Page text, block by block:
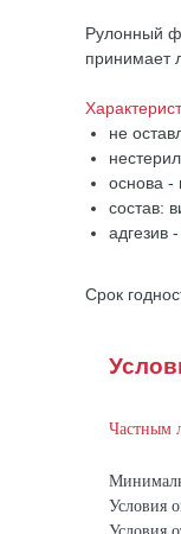
Рулонный
принимает
не
основа -
состав:
адгезив
Срок
Частным
Условия